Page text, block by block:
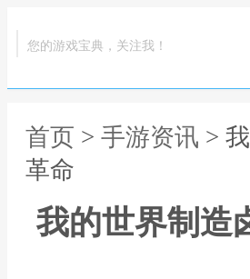
您的游戏宝典，关注我！
首页 > 手游资讯 >
革命
我的世界制造